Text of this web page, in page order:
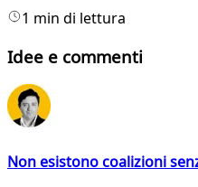
1 min di lettura
Idee e commenti
Non esistono coalizioni